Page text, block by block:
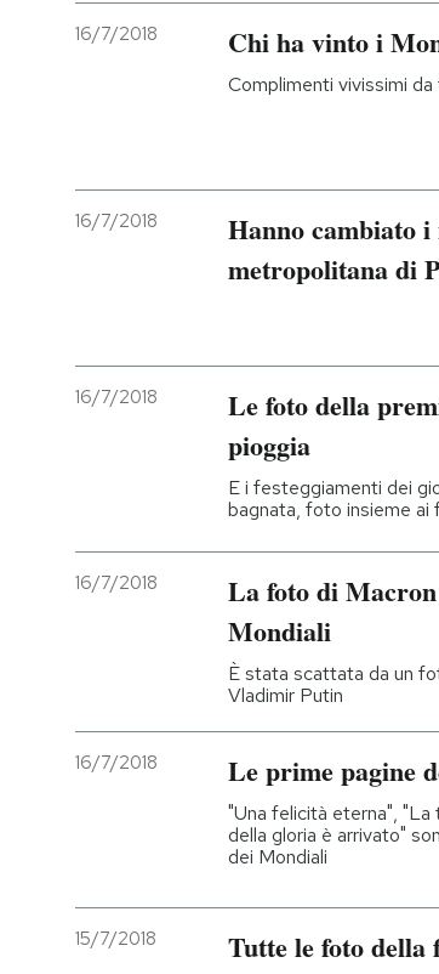
Entra
16/7/2018 Chi ha vinto i
Complimenti vivissimi
16/7/2018
Hanno cambiato
metropolitana di
16/7/2018
Le foto della
pioggia
E i festeggiamenti dei
bagnata, foto insieme ai
16/7/2018
La foto di
Mondiali
È stata scattata da un
Vladimir Putin
16/7/2018 Le prime pagine
"Una felicità eterna", "La
della gloria è arrivato"
dei Mondiali
15/7/2018 Tutte le foto